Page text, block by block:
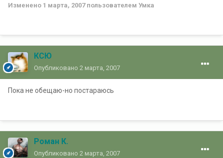
Изменено 1 марта, 2007пользователем Умка
КСЮ
Опубликовано 2 марта, 2007
Пока не обещаю-но постараюсь
Роман К.
Опубликовано 2 марта, 2007